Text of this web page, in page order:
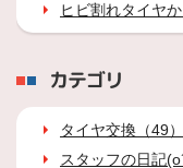
ヒビ割れタイヤ
カテゴリ
タイヤ交換（49）
スタッフの日記